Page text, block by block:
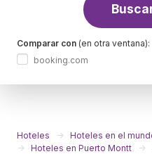
Comparar con (en otra ventana):
booking.com
Hoteles Hoteles en el
Hoteles en Puerto Montt